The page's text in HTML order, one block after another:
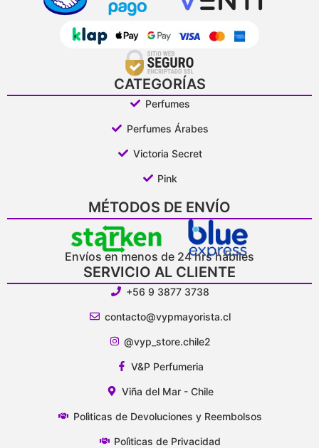
CATEGORÍAS
Perfumes
Perfumes Árabes
Victoria Secret
Pink
MÉTODOS DE ENVÍO
Envíos en menos de 24 hrs hábiles
SERVICIO AL CLIENTE
+56 9 3877 3738
contacto@vypmayorista.cl
@vyp_store.chile2
V&P Perfumeria
Viña del Mar - Chile
Polìticas de Devoluciones y Reembolsos
Polìticas de Privacidad